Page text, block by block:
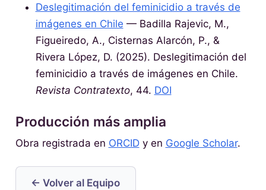
Deslegitimación del feminicidio a través de
imágenes en Chile — Badilla Rajevic, M.,
Figueiredo, A., Cisternas Alarcón, P., &
Rivera López, D. (2025). Deslegitimación del
feminicidio a través de imágenes en Chile.
Revista Contratexto, 44. DOI
Producción más amplia
Obra registrada en ORCIDy en Google Scholar.
← Volver al Equipo